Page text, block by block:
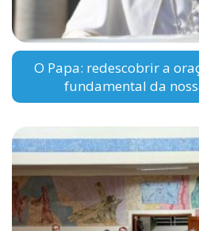
O Papa: redescobrir a
fundamental da